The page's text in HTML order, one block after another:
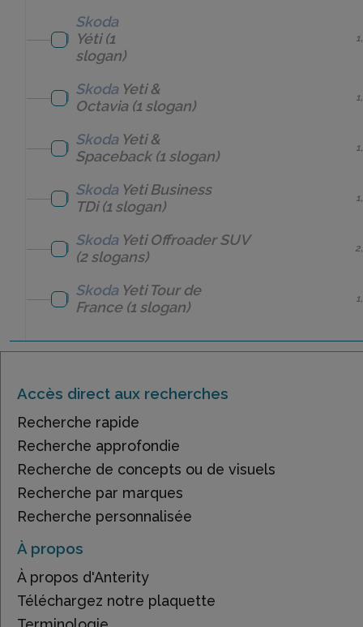
Skoda
Yéti(1
slogan)
Skoda Yeti &
Octavia(1 slogan)
Skoda Yeti &
Spaceback(1 slogan)
Skoda Yeti Business
TDi(1 slogan)
Skoda Yeti Offroader SUV
(2 slogans)
Skoda Yeti Tour de
France(1 slogan)
Accès direct aux recherches
Recherche rapide
Recherche approfondie
Recherche de concepts ou de visuels
Recherche par marques
Recherche personnalisée
À propos
À propos d'Anterity
Téléchargez notre plaquette